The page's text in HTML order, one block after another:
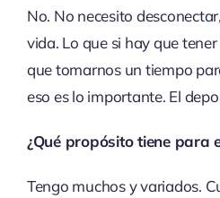
No. No necesito
vida. Lo que si hay que
que tomarnos un tiempo
eso es lo importante. El
¿Qué propósito tiene para
Tengo muchos y variados.